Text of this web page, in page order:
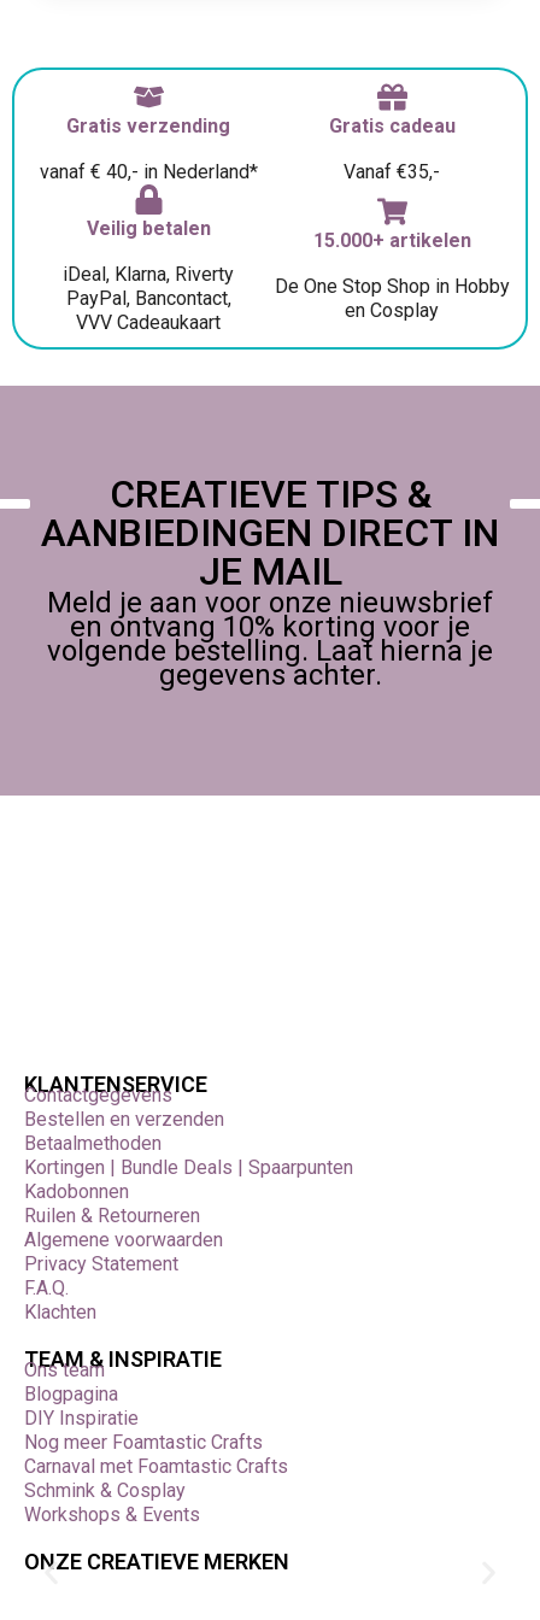
camouflage met contouring, highlighting en
kleurcorrigerende producten.
Foamtastic Crafts
Bij Foamtastic Crafts vind je in de subgroep
een assortiment voor zowel de
veeleisende professional als de enthousiaste
hobbyist. De producten zijn geschikt voor visagisten,
grimeurs, SFX-artists, cosplayers en iedereen die op
zoek is naar betrouwbare dekking. Bestel eenvoudig
Gratis verzending
vanaf € 40,- in Nederland*
Gratis cadeau
Vanaf €35,-
Veilig betalen
iDeal, Klarna, Riverty
PayPal, Bancontact,
VVV Cadeaukaart
15.000+ artikelen
De One Stop Shop in Hobby
en Cosplay
CREATIEVE TIPS &
AANBIEDINGEN DIRECT IN
JE MAIL
Meld je aan voor onze nieuwsbrief
en ontvang 10% korting voor je
volgende bestelling. Laat hierna je
gegevens achter.
KLANTENSERVICE
Contactgegevens
Bestellen en verzenden
Betaalmethoden
Kortingen | Bundle Deals | Spaarpunten
Kadobonnen
Ruilen & Retourneren
Algemene voorwaarden
Privacy Statement
F.A.Q.
Klachten
TEAM & INSPIRATIE
Ons team
Blogpagina
DIY Inspiratie
Nog meer Foamtastic Crafts
Carnaval met Foamtastic Crafts
Schmink & Cosplay
Workshops & Events
ONZE CREATIEVE MERKEN